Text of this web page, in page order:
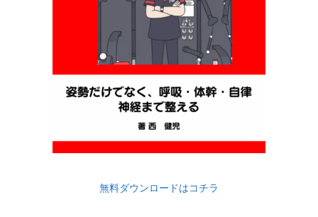
無料ダウンロードはコチラ